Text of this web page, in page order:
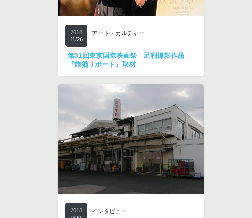
2018
11/26
アート・カルチャー
第31回東京国際映画祭 足利撮影作品
『旅猫リポート』取材
2018
インタビュー